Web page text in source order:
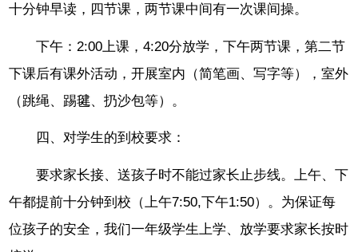
十分钟早读，四节课，两节课中间有一次课间操。
下午：2:00上课，4:20分放学，下午两节课，第二节
下课后有课外活动，开展室内（简笔画、写字等），室外
（跳绳、踢毽、扔沙包等）。
四、对学生的到校要求：
要求家长接、送孩子时不能过家长止步线。上午、下
午都提前十分钟到校（上午7:50,下午1:50）。为保证每
位孩子的安全，我们一年级学生上学、放学要求家长按时